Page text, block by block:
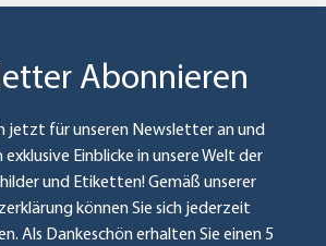
Abonnieren
jetzt für unseren Newsletter an und
exklusive Einblicke in unsere Welt der
und Etiketten! Gemäß unserer
können Sie sich jederzeit
Als Dankeschön erhalten Sie einen 5